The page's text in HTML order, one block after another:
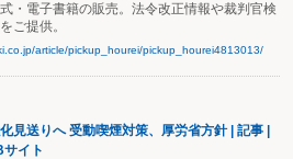
・電子書籍の販売。法令改正情報や裁判官検
ご提供。
article/pickup_hourei/pickup_hourei4813013/
見送りへ 受動喫煙対策、厚労省方針 | 記事 |
イト